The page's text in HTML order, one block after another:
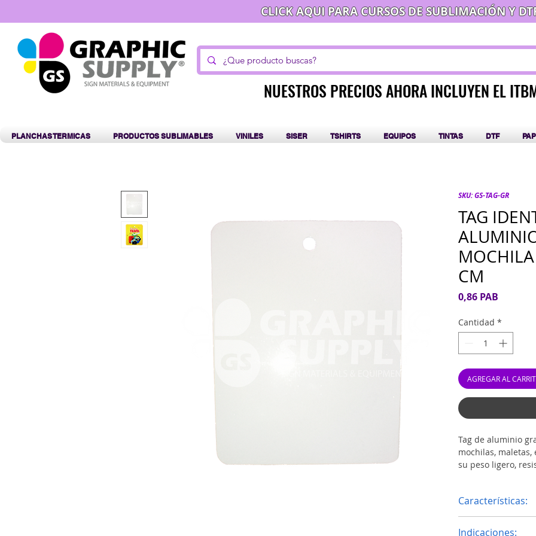
CLICK AQUI PARA CURSOS DE SUBLIMACIÓN Y
NUESTROS PRECIOS AHORA INCLUYEN EL
NUESTROS PRECIOS AHORA INCLUYEN EL
PLANCHAS TERMICAS PRODUCTOS SUBLIMABLES VINILES SISER TSHIRTS EQUIPOS TINTAS DTF
SKU: GS-TAG-GR
TAG
CM
0,86 PAB
Cantidad *
AGREGAR AL
Tag de aluminio
mochilas,
su peso ligero,
gracias a su
sobre aluminio
Características:
Indicaciones: